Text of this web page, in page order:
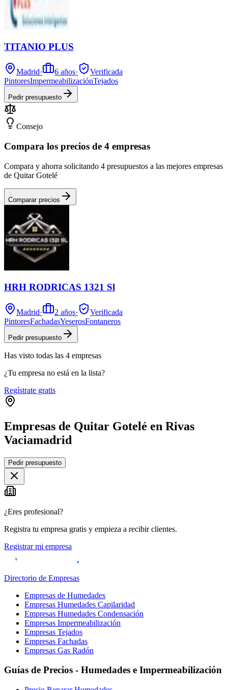
TITANIO PLUS
Madrid· 6 años·
Verificada
PintoresImpermeabilizaciónTejados
Pedir presupuesto
Consejo
Compara los precios de 4 empresas
Compara y ahorra solicitando 4 presupuestos a las mejores empresas
de Quitar Gotelé
Comparar precios
HRH RODRICAS 1321 Sl
Madrid· 2 años·
Verificada
PintoresFachadasYeserosFontaneros
Pedir presupuesto
Has visto todas las 4 empresas
¿Tu empresa no está en la lista?
Regístrate gratis
Empresas de Quitar Gotelé en Rivas
Vaciamadrid
+
−
Pedir presupuesto
¿Eres profesional?
Registra tu empresa gratis y empieza a recibir clientes.
Registrar mi empresa
Directorio de Empresas
Empresas de Humedades
Empresas Humedades Capilaridad
Empresas Humedades Condensación
Empresas Impermeabilización
Empresas Tejados
Empresas Fachadas
Empresas Gas Radón
Guías de Precios - Humedades e Impermeabilización